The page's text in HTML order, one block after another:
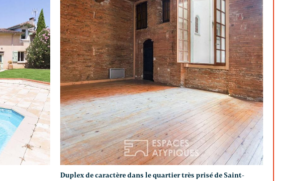
Duplex de caractère dans le quartier très prisé de Saint-